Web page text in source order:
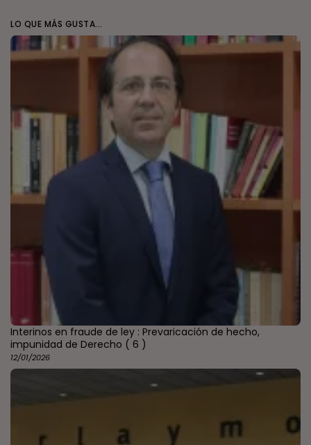
LO QUE MÁS GUSTA...
Interinos en fraude de ley : Prevaricación de hecho,
impunidad de Derecho ( 6 )
12/01/2026